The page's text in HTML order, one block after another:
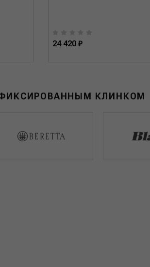
24 420 ₽
КЛИНКОМ